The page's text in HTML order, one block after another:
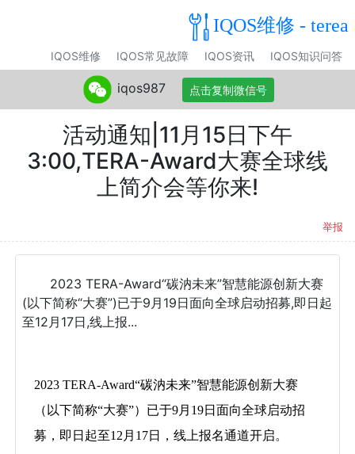
IQOS维修 - terea
IQOS维修 IQOS常见故障 IQOS资讯 IQOS知识问答
活动通知|11月15日下午
3:00,TERA-Award大赛全球线
上简介会等你来!
举报
2023 TERA-Award“碳汭未来”智慧能源创新大赛
(以下简称“大赛”)已于9月19日面向全球启动招募,即日起
至12月17日,线上报...
2023 TERA-Award“碳汭未来”智慧能源创新大赛
（以下简称“大赛”）已于9月19日面向全球启动招
募，即日起至12月17日，线上报名通道开启。
iqos987 点击复制微信号